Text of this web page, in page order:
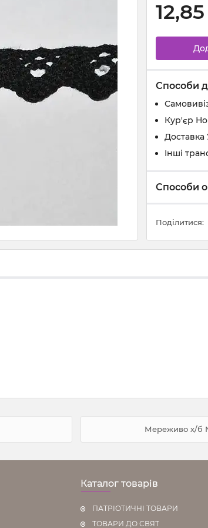
12,85
Способи
Кур'єр
Інші
Способи
Поділитися:
Мереживо х/б
Каталог товарів
ПАТРІОТИЧНІ ТОВАРИ
ТОВАРИ ДО СВЯТ